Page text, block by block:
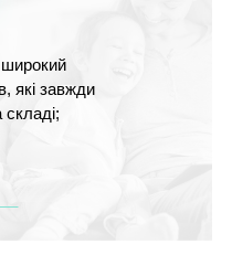
які завжди
складі;